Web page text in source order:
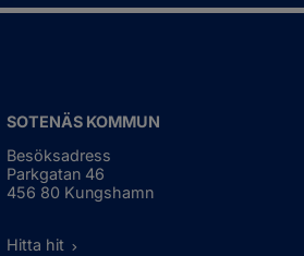
SOTENÄS KOMMUN
Besöksadress
Parkgatan 46
456 80 Kungshamn
Hitta hit